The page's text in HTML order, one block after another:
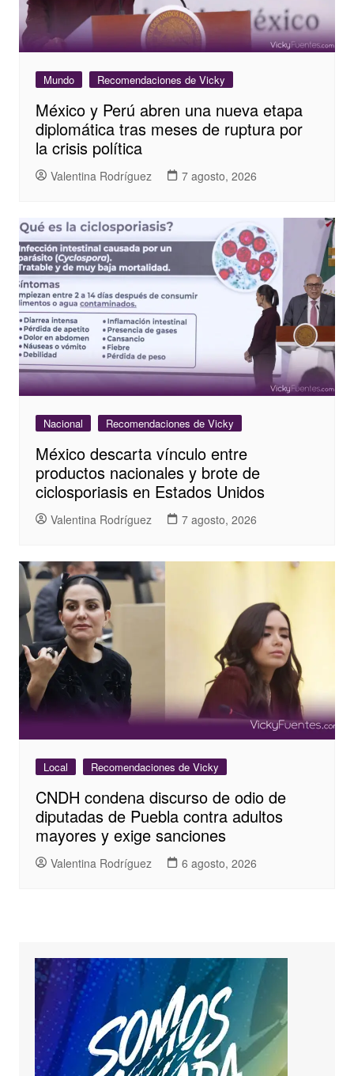
Mundo Recomendaciones de Vicky
México y Perú abren una nueva etapa
diplomática tras meses de ruptura por
la crisis política
Valentina Rodríguez 7 agosto, 2026
Nacional Recomendaciones de Vicky
México descarta vínculo entre
productos nacionales y brote de
ciclosporiasis en Estados Unidos
Valentina Rodríguez 7 agosto, 2026
Local Recomendaciones de Vicky
CNDH condena discurso de odio de
diputadas de Puebla contra adultos
mayores y exige sanciones
Valentina Rodríguez 6 agosto, 2026